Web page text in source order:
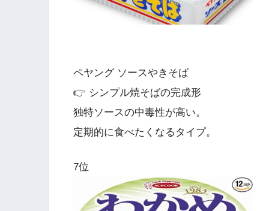
ペヤング ソースやきそば
👉 シンプル焼そばの完成形
独特ソースの中毒性が高い。
定期的に食べたくなるタイプ。
7位